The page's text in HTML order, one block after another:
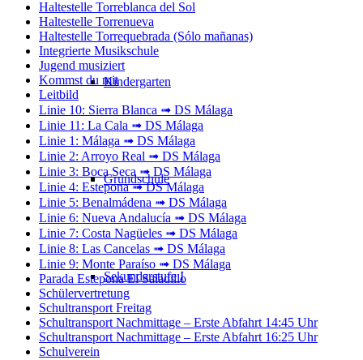
Kindergarten
Grundschule
Sekundarstufe I
Haltestelle Torreblanca del Sol
Haltestelle Torrenueva
Haltestelle Torrequebrada (Sólo mañanas)
Integrierte Musikschule
Jugend musiziert
Kommst du mit
Leitbild
Linie 10: Sierra Blanca ➟ DS Málaga
Linie 11: La Cala ➟ DS Málaga
Linie 1: Málaga ➟ DS Málaga
Linie 2: Arroyo Real ➟ DS Málaga
Linie 3: Boca Seca ➟ DS Málaga
Linie 4: Estepona ➟ DS Málaga
Linie 5: Benalmádena ➟ DS Málaga
Linie 6: Nueva Andalucía ➟ DS Málaga
Linie 7: Costa Nagüeles ➟ DS Málaga
Linie 8: Las Cancelas ➟ DS Málaga
Linie 9: Monte Paraíso ➟ DS Málaga
Parada Estepona El Saladillo
Schülervertretung
Schultransport Freitag
Schultransport Nachmittage – Erste Abfahrt 14:45 Uhr
Schultransport Nachmittage – Erste Abfahrt 16:25 Uhr
Schulverein